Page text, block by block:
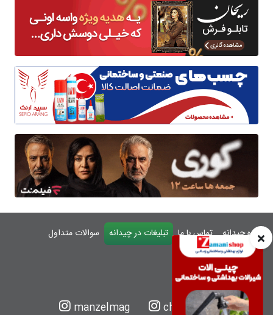
درباره چیدانه تماس با ما تبلیغات در چیدانه
سوالات متداول
ورود
chidaneh
manzelmag